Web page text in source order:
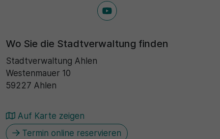
Wo Sie die Stadtverwaltung finden
Stadtverwaltung Ahlen
Westenmauer 10
59227 Ahlen
Auf Karte zeigen
Termin online reservieren